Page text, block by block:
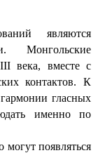
являются
Монгольские
века, вместе с
контактов. К
гласных
именно по
могут появляться